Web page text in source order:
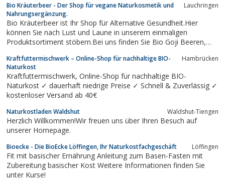
Bio Kräuterbeer - Der Shop für vegane Naturkosmetik und
Nahrungsergänzung.
Lauchringen
Bio Kräuterbeer ist Ihr Shop für Alternative Gesundheit.Hier
können Sie nach Lust und Laune in unserem einmaligen
Produktsortiment stöbern.Bei uns finden Sie Bio Goji Beeren,
Speiseöl, Erytritol, Bio Ohrkerzen sowie viele Tipps für eine
gesunde Ernährung &...
Kraftfuttermischwerk – Online-Shop für nachhaltige BIO-
Naturkost
Hambrücken
Kraftfuttermischwerk, Online-Shop für nachhaltige BIO-
Naturkost ✓ dauerhaft niedrige Preise ✓ Schnell & Zuverlässig ✓
kostenloser Versand ab 40€
Naturkostladen Waldshut Waldshut-Tiengen
Herzlich Willkommen!Wir freuen uns über Ihren Besuch auf
unserer Homepage.
Bioecke - Die BioEcke Löffingen, Ihr Naturkostfachgeschäft Löffingen
Fit mit basischer Ernährung Anleitung zum Basen-Fasten mit
Zubereitung basischer Kost Weitere Informationen finden Sie
unter Kurse!